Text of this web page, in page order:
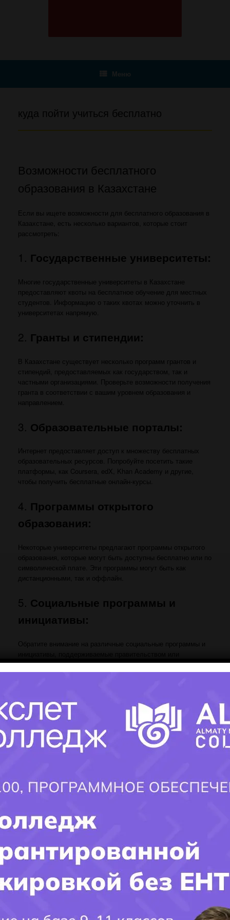
Меню
куда пойти учиться бесплатно
Возможности бесплатного
образования в Казахстане
Если вы ищете возможности для бесплатного образования в
Казахстане, есть несколько вариантов, которые стоит
рассмотреть:
1. Государственные университеты:
Многие государственные университеты в Казахстане
предоставляют квоты на бесплатное обучение для местных
студентов. Информацию о таких квотах можно уточнить в
университетах напрямую.
2. Гранты и стипендии:
В Казахстане существует несколько программ грантов и
стипендий, предоставляемых как государством, так и
частными организациями. Проверьте возможности получения
гранта в соответствии с вашим уровнем образования и
направлением.
3. Образовательные порталы:
Интернет предоставляет доступ к множеству бесплатных
образовательных ресурсов. Попробуйте посетить такие
платформы, как Coursera, edX, Khan Academy и другие,
чтобы получить бесплатные онлайн-курсы.
4. Программы открытого
образования:
Некоторые университеты предлагают программы открытого
образования, которые могут быть доступны бесплатно или по
символической плате. Эти программы могут быть как
дистанционными, так и оффлайн.
5. Социальные программы и
инициативы:
Обратите внимание на различные социальные программы и
неправительственными организациями. Они могут
предлагать возможности для бесплатного образования
Не забывайте проверять актуальные условия и требования
для каждой программы, так как они могут меняться со
временем.Удачи в вашем стремлении к образованию
на интересующий ВАС вопрос!!!
Фамилия Поступающего(-ей):
Город поступления: